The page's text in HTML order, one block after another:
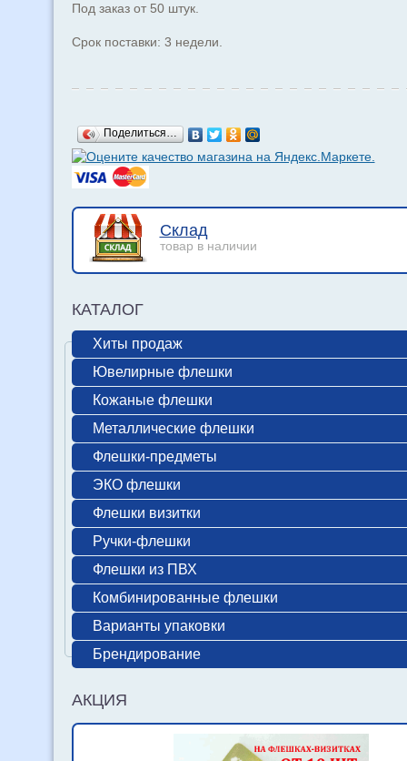
Под заказ от 50 штук.
Срок поставки: 3 недели.
Поделиться…
Склад
товар в наличии
КАТАЛОГ
Хиты продаж
Ювелирные флешки
Кожаные флешки
Металлические флешки
Флешки-предметы
ЭКО флешки
Флешки визитки
Ручки-флешки
Флешки из ПВХ
Комбинированные флешки
Варианты упаковки
Брендирование
АКЦИЯ